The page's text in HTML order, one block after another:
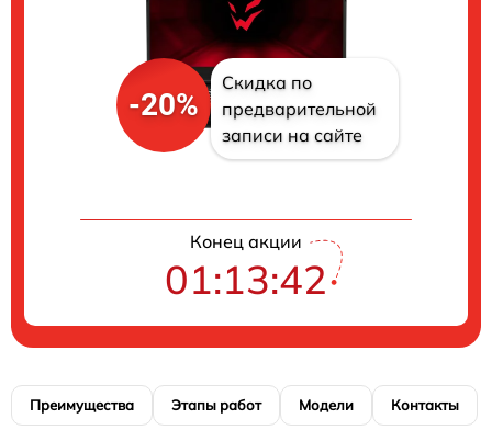
-20%
Скидка по
предварительной
записи на сайте
Конец акции
01:13:41
Преимущества Этапы работ Модели Контакты